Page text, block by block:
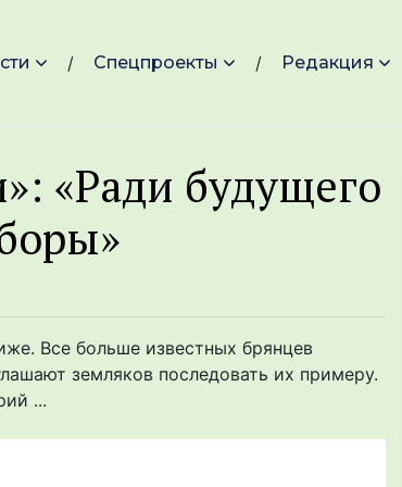
Спецпроекты Редакция
«Ради будущего
Все больше известных брянцев
земляков последовать их примеру.
...